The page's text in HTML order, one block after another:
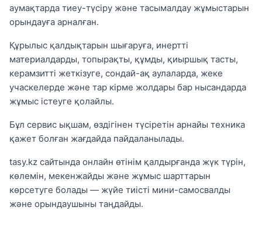
аумақтарда тиеу-түсіру және тасымалдау жұмыстарын
орындауға арналған.
Құрылыс қалдықтарын шығаруға, инертті
материалдарды, топырақты, құмды, қиыршық тасты,
керамзитті жеткізуге, сондай-ақ аулаларда, жеке
учаскелерде және тар кірме жолдары бар нысандарда
жұмыс істеуге қолайлы.
Бұл сервис ықшам, өздігінен түсіретін арнайы техника
қажет болған жағдайда пайдаланылады.
tasy.kz сайтында онлайн өтінім қалдырғанда жүк түрін,
көлемін, мекенжайды және жұмыс шарттарын
көрсетуге болады — жүйе тиісті мини-самосвалды
және орындаушыны таңдайды.